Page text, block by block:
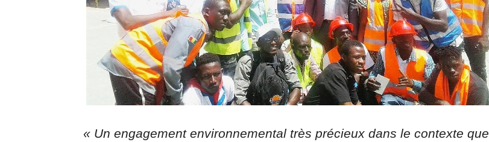
« Un engagement environnemental très précieux dans le contexte que